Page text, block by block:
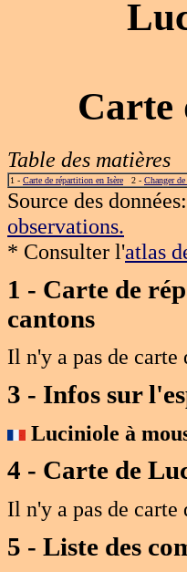
Carte
Table des matières
1 - Carte de répartition en Isère 2 - Changer
Source des données:
observations.
* Consulter l'atlas
1 - Carte de
cantons
Il n'y a pas de carte
3 - Infos sur
Luciniole à
4 - Carte de
Il n'y a pas de
5 - Liste des